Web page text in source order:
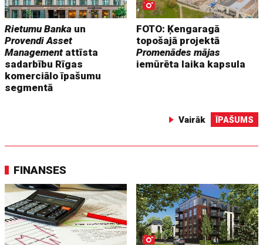
Rietumu Banka un
Provendi Asset
Management attīsta
sadarbību Rīgas
komerciālo īpašumu
segmentā
FOTO: Ķengaragā
topošajā projektā
Promenādes mājas
iemūrēta laika kapsula
Vairāk ĪPAŠUMS
FINANSES